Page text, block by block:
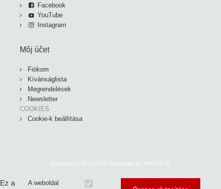
Facebook
YouTube
Instagram
Môj účet
Fiókom
Kívánságlista
Megrendelések
Newsletter
COOKIES
Cookie-k beállítása
Copyright © 2017-2026 Webdesign by KAYZEE IT
Ez a
A weboldal